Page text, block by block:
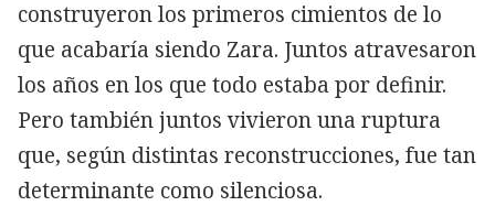
construyeron los primeros cimientos de lo
que acabaría siendo Zara. Juntos atravesaron
los años en los que todo estaba por definir.
Pero también juntos vivieron una ruptura
que, según distintas reconstrucciones, fue tan
determinante como silenciosa.